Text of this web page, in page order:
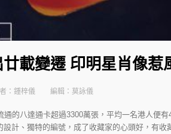
載變遷 印明星肖像惹
：鍾梓儀 編輯：莫詠儀
通的八達通卡超過3300萬張，平均一名港人便
計、獨特的編號，成了收藏家的心頭好，有